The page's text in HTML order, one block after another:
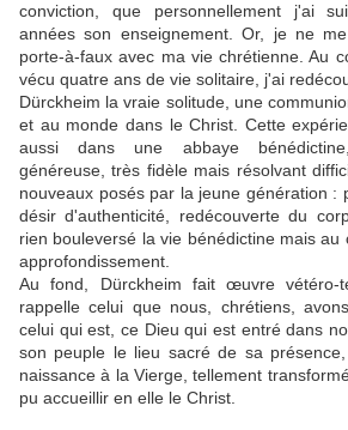
conviction, que personnellement j'ai
années son enseignement. Or, je ne
porte-à-faux avec ma vie chrétienne. Au
vécu quatre ans de vie solitaire, j'ai
Dürckheim la vraie solitude, une
et au monde dans le Christ. Cette
aussi dans une abbaye
généreuse, très fidèle mais résolvant
nouveaux posés par la jeune génération :
désir d'authenticité, redécouverte du
rien bouleversé la vie bénédictine mais au
approfondissement.
Au fond, Dürckheim fait œuvre vétéro-
rappelle celui que nous, chrétiens,
celui qui est, ce Dieu qui est entré dans
son peuple le lieu sacré de sa
naissance à la Vierge, tellement
pu accueillir en elle le Christ.